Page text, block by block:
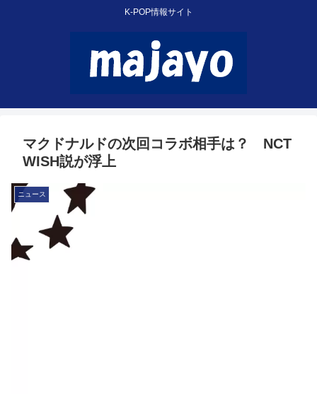
K-POP情報サイト
マクドナルドの次回コラボ相手は？ NCT
WISH説が浮上
ニュース